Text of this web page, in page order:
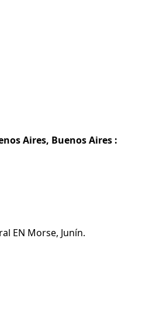
Aires, Buenos Aires :
EN Morse, Junín.